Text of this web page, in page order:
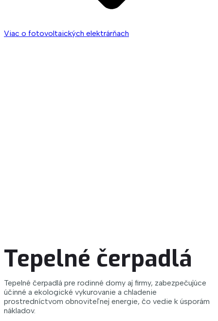
Viac o fotovoltaických elektrárňach
Tepelné čerpadlá
Tepelné čerpadlá pre rodinné domy aj firmy, zabezpečujúce
účinné a ekologické vykurovanie a chladenie
prostredníctvom obnoviteľnej energie, čo vedie k úsporám
nákladov.